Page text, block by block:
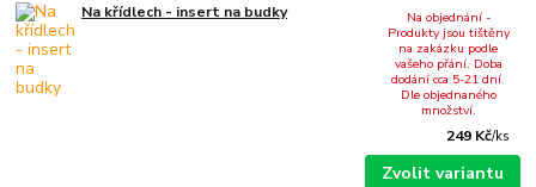
Na křídlech - insert na budky
249 Kč/ks
Na objednání -
Produkty jsou tištěny
na zakázku podle
vašeho přání. Doba
dodání cca 5-21 dní.
Dle objednaného
množství.
Zvolit variantu